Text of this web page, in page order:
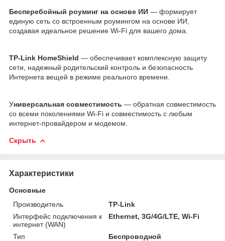
Бесперебойный роуминг на основе ИИ — формирует
единую сеть со встроенным роумингом на основе ИИ,
создавая идеальное решение Wi-Fi для вашего дома.
TP-Link HomeShield — обеспечивает комплексную защиту
сети, надежный родительский контроль и безопасность
Интернета вещей в режиме реального времени.
Универсальная совместимость — обратная совместимость
со всеми поколениями Wi-Fi и совместимость с любым
интернет-провайдером и модемом.
Скрыть
Характеристики
Основные
Производитель
TP-Link
Интерфейс подключения к
интернет (WAN)
Ethernet, 3G/4G/LTE, Wi-Fi
Тип Беспроводной